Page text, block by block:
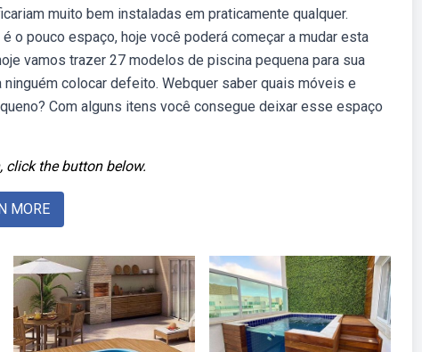
muito bem instaladas em praticamente qualquer.
o pouco espaço, hoje você poderá começar a mudar esta
vamos trazer 27 modelos de piscina pequena para sua
colocar defeito. Webquer saber quais móveis e
Com alguns itens você consegue deixar esse espaço
click the button below.
MORE